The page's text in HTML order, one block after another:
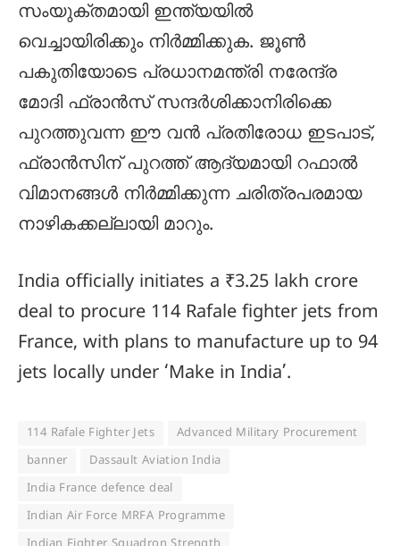
സംയുക്തമായി ഇന്ത്യയിൽ
വെച്ചായിരിക്കും നിർമ്മിക്കുക. ജൂൺ
പകുതിയോടെ പ്രധാനമന്ത്രി നരേന്ദ്ര
മോദി ഫ്രാൻസ് സന്ദർശിക്കാനിരിക്കെ
പുറത്തുവന്ന ഈ വൻ പ്രതിരോധ ഇടപാട്,
ഫ്രാൻസിന് പുറത്ത് ആദ്യമായി റഫാൽ
വിമാനങ്ങൾ നിർമ്മിക്കുന്ന ചരിത്രപരമായ
നാഴികക്കല്ലായി മാറും.
India officially initiates a ₹3.25 lakh crore
deal to procure 114 Rafale fighter jets from
France, with plans to manufacture up to 94
jets locally under ‘Make in India’.
114 Rafale Fighter Jets
Advanced Military Procurement
banner
Dassault Aviation India
India France defence deal
Indian Air Force MRFA Programme